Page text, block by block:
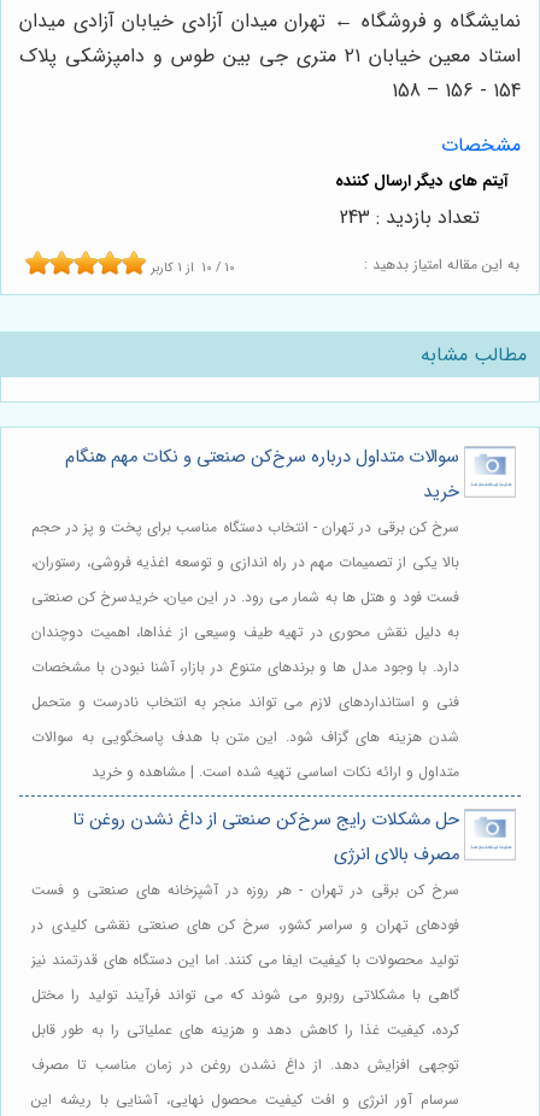
نمایشگاه و فروشگاه ← تهران میدان آزادی خیابان آزادی میدان
استاد معین خیابان ۲۱ متری جی بین طوس و دامپزشکی پلاک
154 - 156 – 158
مشخصات
به این مقاله امتیاز بدهید : 10 / 10 از 1 کاربر
تعداد بازدید : 243
مطالب مشابه
سوالات متداول درباره سرخ‌کن صنعتی و نکات مهم هنگام
خرید
سرخ کن برقی در تهران - انتخاب دستگاه مناسب برای پخت و پز در حجم
بالا یکی از تصمیمات مهم در راه اندازی و توسعه اغذیه فروشی، رستوران،
فست فود و هتل ها به شمار می رود. در این میان، خریدسرخ کن صنعتی
به دلیل نقش محوری در تهیه طیف وسیعی از غذاها، اهمیت دوچندان
دارد. با وجود مدل ها و برندهای متنوع در بازار، آشنا نبودن با مشخصات
فنی و استانداردهای لازم می تواند منجر به انتخاب نادرست و متحمل
شدن هزینه های گزاف شود. این متن با هدف پاسخگویی به سوالات
متداول و ارائه نکات اساسی تهیه شده است. | مشاهده و خرید
حل مشکلات رایج سرخ‌کن صنعتی از داغ نشدن روغن تا
مصرف بالای انرژی
سرخ کن برقی در تهران - هر روزه در آشپزخانه های صنعتی و فست
فودهای تهران و سراسر کشور، سرخ کن های صنعتی نقشی کلیدی در
تولید محصولات با کیفیت ایفا می کنند. اما این دستگاه های قدرتمند نیز
گاهی با مشکلاتی روبرو می شوند که می تواند فرآیند تولید را مختل
کرده، کیفیت غذا را کاهش دهد و هزینه های عملیاتی را به طور قابل
توجهی افزایش دهد. از داغ نشدن روغن در زمان مناسب تا مصرف
سرسام آور انرژی و افت کیفیت محصول نهایی، آشنایی با ریشه این